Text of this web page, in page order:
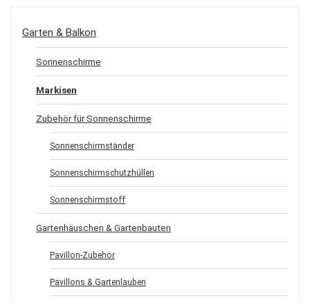
Garten & Balkon
Sonnenschirme
Markisen
Zubehör für Sonnenschirme
Sonnenschirmständer
Sonnenschirmschutzhüllen
Sonnenschirmstoff
Gartenhäuschen & Gartenbauten
Pavillon-Zubehör
Pavillons & Gartenlauben